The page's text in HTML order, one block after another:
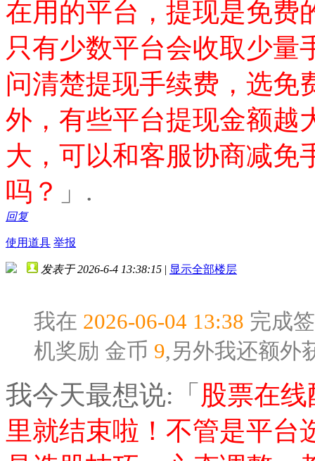
在用的平台，提现是免费
只有少数平台会收取少量
问清楚提现手续费，选免
外，有些平台提现金额越
大，可以和客服协商减免
吗？ 」.
回复
使用道具 举报
发表于 2026-6-4 13:38:15 | 显示全部楼层
我在 2026-06-04 13:38 完成
机奖励 金币 9,另外我还额外
我今天最想说:「 股票在
里就结束啦！不管是平台